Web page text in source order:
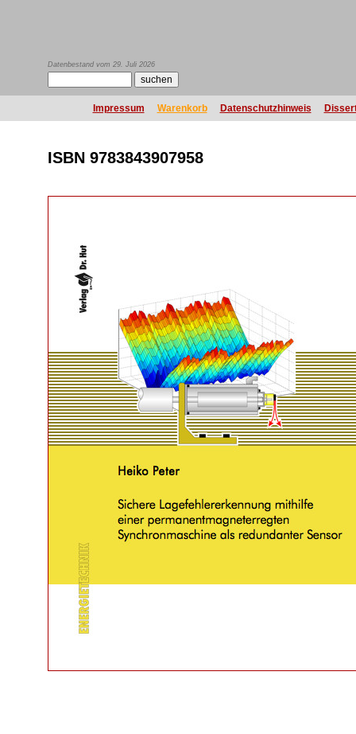
Datenbestand vom 29. Juli 2026
Impressum Warenkorb Datenschutzhinweis
ISBN 9783843907958